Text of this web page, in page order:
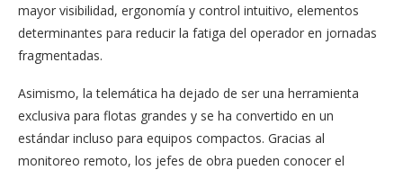
mayor visibilidad, ergonomía y control intuitivo, elementos
determinantes para reducir la fatiga del operador en jornadas
fragmentadas.
Asimismo, la telemática ha dejado de ser una herramienta
exclusiva para flotas grandes y se ha convertido en un
estándar incluso para equipos compactos. Gracias al
monitoreo remoto, los jefes de obra pueden conocer el